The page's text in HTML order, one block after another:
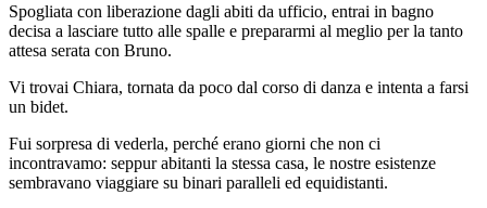
Spogliata con liberazione dagli abiti da ufficio, entrai in bagno
decisa a lasciare tutto alle spalle e prepararmi al meglio per la tanto
attesa serata con Bruno.
Vi trovai Chiara, tornata da poco dal corso di danza e intenta a farsi
un bidet.
Fui sorpresa di vederla, perché erano giorni che non ci
incontravamo: seppur abitanti la stessa casa, le nostre esistenze
sembravano viaggiare su binari paralleli ed equidistanti.